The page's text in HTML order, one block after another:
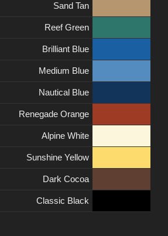
Sand Tan
Reef Green
Brilliant Blue
Medium Blue
Nautical Blue
Renegade Orange
Alpine White
Sunshine Yellow
Dark Cocoa
Classic Black